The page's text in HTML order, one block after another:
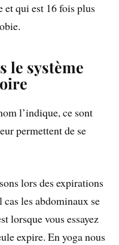
et qui est 16 fois plus
le système
l’indique, ce sont
permettent de se
lors des expirations
les abdominaux se
lorsque vous essayez
expire. En yoga nous